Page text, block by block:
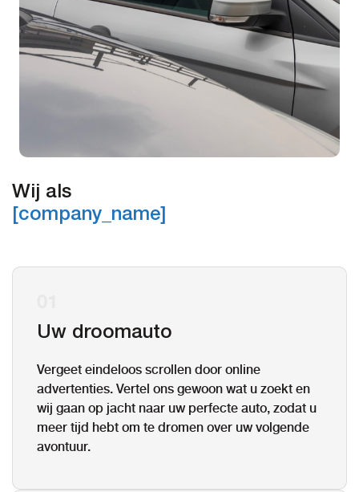
Wij als
[company_name]
Uw droomauto
Vergeet eindeloos scrollen door online
advertenties. Vertel ons gewoon wat u zoekt en
wij gaan op jacht naar uw perfecte auto, zodat u
meer tijd hebt om te dromen over uw volgende
avontuur.